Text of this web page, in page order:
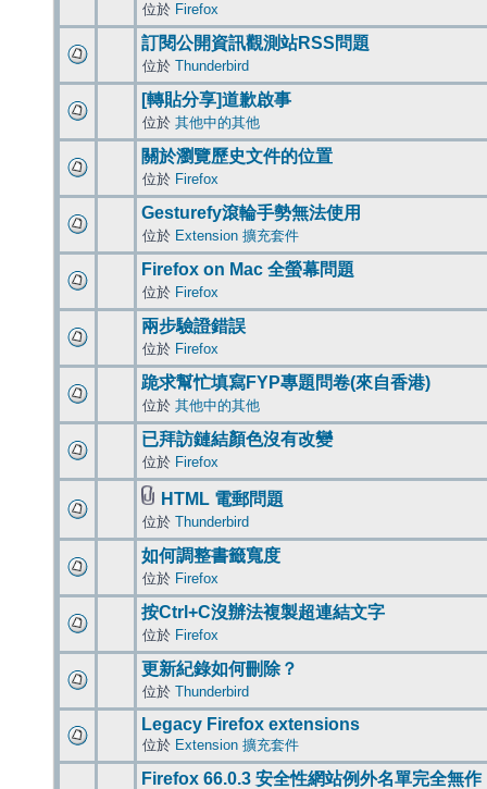
位於 Firefox
訂閱公開資訊觀測站RSS問題
位於 Thunderbird
[轉貼分享]道歉啟事
位於 其他中的其他
關於瀏覽歷史文件的位置
位於 Firefox
Gesturefy滾輪手勢無法使用
位於 Extension 擴充套件
Firefox on Mac 全螢幕問題
位於 Firefox
兩步驗證錯誤
位於 Firefox
跪求幫忙填寫FYP專題問卷(來自香港)
位於 其他中的其他
已拜訪鏈結顏色沒有改變
位於 Firefox
HTML 電郵問題
位於 Thunderbird
如何調整書籤寬度
位於 Firefox
按Ctrl+C沒辦法複製超連結文字
位於 Firefox
更新紀錄如何刪除？
位於 Thunderbird
Legacy Firefox extensions
位於 Extension 擴充套件
Firefox 66.0.3 安全性網站例外名單完全無作